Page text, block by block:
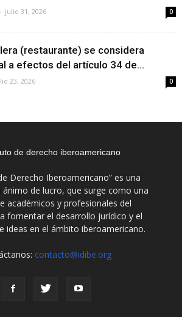
- julio 31, 2026 0
(restaurante) se considera
a efectos del artículo 34 de...
23, 2026 0
Derecho Iberoamericano” es una
ánimo de lucro, que surge como una
académicos y profesionales del
fomentar el desarrollo jurídico y el
ideas en el ámbito iberoamericano.
contacto@idibe.org